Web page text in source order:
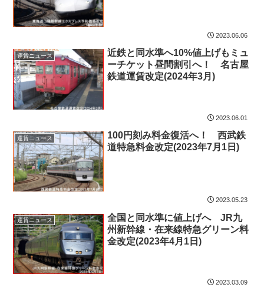
2023.06.06
運賃ニュース
近鉄と同水準へ10%値上げもミュ
ーチケット昼間割引へ！ 名古屋
鉄道運賃改定(2024年3月)
2023.06.01
運賃ニュース
100円刻み料金復活へ！ 西武鉄
道特急料金改定(2023年7月1日)
2023.05.23
運賃ニュース
全国と同水準に値上げへ JR九
州新幹線・在来線特急グリーン料
金改定(2023年4月1日)
2023.03.09